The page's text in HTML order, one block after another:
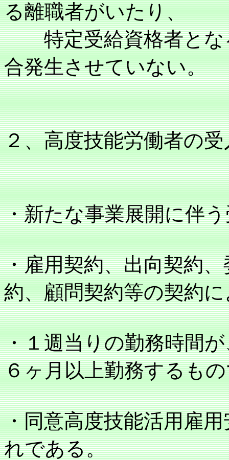
る離職者がいたり、
特定受給資格者とな
合発生させていない。
２、高度技能労働者の
・新たな事業展開に伴
・雇用契約、出向契約
約、顧問契約等の契約
・１週当りの勤務時間
６ヶ月以上勤務するも
・同意高度技能活用雇
れである。